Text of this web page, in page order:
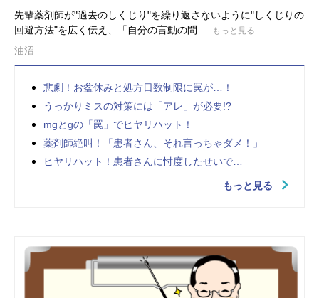
先輩薬剤師が"過去のしくじり"を繰り返さないように"しくじりの
回避方法"を広く伝え、「自分の言動の問...
もっと見る
油沼
悲劇！お盆休みと処方日数制限に罠が…！
うっかりミスの対策には「アレ」が必要!?
mgとgの「罠」でヒヤリハット！
薬剤師絶叫！「患者さん、それ言っちゃダメ！」
ヒヤリハット！患者さんに忖度したせいで…
もっと見る